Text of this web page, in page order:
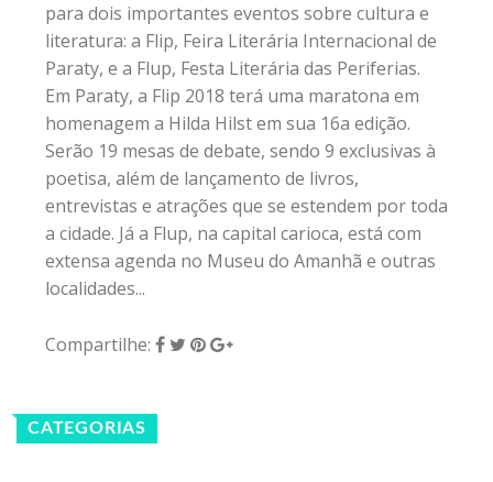
para dois importantes eventos sobre cultura e
literatura: a Flip, Feira Literária Internacional de
Paraty, e a Flup, Festa Literária das Periferias.
Em Paraty, a Flip 2018 terá uma maratona em
homenagem a Hilda Hilst em sua 16a edição.
Serão 19 mesas de debate, sendo 9 exclusivas à
poetisa, além de lançamento de livros,
entrevistas e atrações que se estendem por toda
a cidade. Já a Flup, na capital carioca, está com
extensa agenda no Museu do Amanhã e outras
localidades...
Compartilhe:
CATEGORIAS